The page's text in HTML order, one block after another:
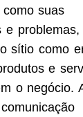
suas
e problemas,
sítio como
e
o negócio.